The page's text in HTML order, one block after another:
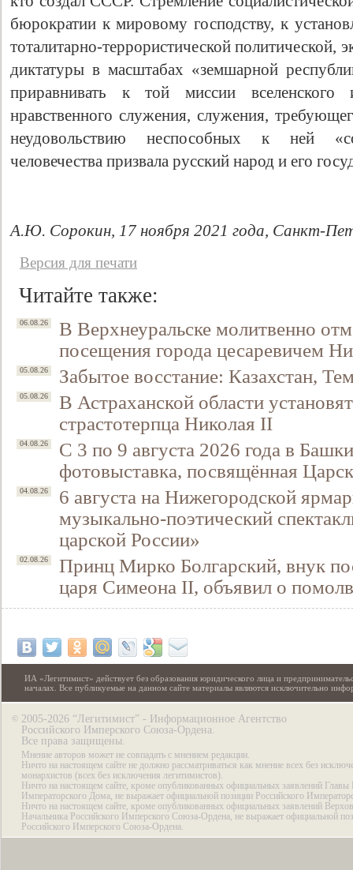
бюрократии к мировому господству, к
тоталитарно-террористической политической,
диктатуры в масштабах «земшарной
приравнивать к той миссии
нравственного служения, служения,
неудовольствию неспособных к ней
человечества призвала русский народ и его
А.Ю. Сорокин, 17 ноября 2021 года, Санкт-
Версия для печати
Читайте также:
06.08.26
В Верхнеуральске молитвенно
посещения города цесаревичем
05.08.26 Забытое восстание: Казахстан,
05.08.26
В Астраханской области
страстотерпца Николая II
04.08.26
С 3 по 9 августа 2026 года в
фотовыставка, посвящённая
04.08.26
6 августа на Нижегородской
музыкально-поэтический
царской России»
02.08.26
Принц Мирко Болгарский, внук
царя Симеона II, объявил о
ИА «Легитимист» действует без образования юридического лица и
началах. Все публикуемые на данном сайте материалы являются исключительно
© 2005-2026 “Легитимист” - Информационное Агентство
Российского Имперского Союза-Ордена.
Все права защищены.
Мнение авторов может не совпадать с мнением редакции.
Ничто на настоящем сайте не должно рассматриваться как мнение всех без
монархистов (всех без исключения легитимистов).
Ничто на настоящем сайте, кроме опубликованных официальных заявлений Главы
Императорского Дома, не выражает официальной позиции Российского
Ничто на настоящем сайте, кроме опубликованных официальных заявлений
Начальника Российского Имперского Союза-Ордена, не выражает официальной
Российского Имперского Союза-Ордена.